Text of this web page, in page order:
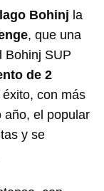
Bohinj la
, que una
Bohinj SUP
de 2
con más
año, el popular
y se